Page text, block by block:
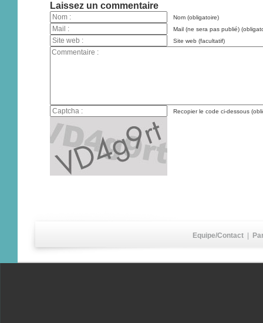
Laissez un commentaire
Nom (obligatoire)
Mail (ne sera pas publié)
Site web (facultatif)
Recopier le code ci-dessous
Equipe/Contact